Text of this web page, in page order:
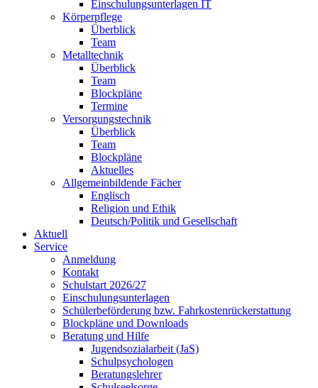
Einschulungsunterlagen IT
Körperpflege
Überblick
Team
Metalltechnik
Überblick
Team
Blockpläne
Termine
Versorgungstechnik
Überblick
Team
Blockpläne
Aktuelles
Allgemeinbildende Fächer
Englisch
Religion und Ethik
Deutsch/Politik und Gesellschaft
Aktuell
Service
Anmeldung
Kontakt
Schulstart 2026/27
Einschulungsunterlagen
Schülerbeförderung bzw. Fahrkostenrückerstattung
Blockpläne und Downloads
Beratung und Hilfe
Jugendsozialarbeit (JaS)
Schulpsychologen
Beratungslehrer